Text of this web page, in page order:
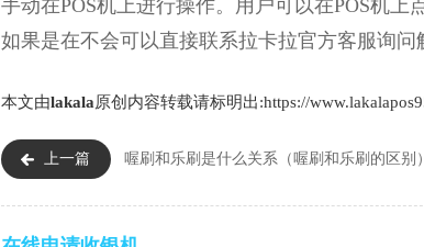
手动在POS机上进行操作。用户可以在POS机
如果是在不会可以直接联系拉卡拉官方客服询问
本文由lakala原创内容转载请标明出:https://
上一篇 喔刷和乐刷是什么关系（喔刷和乐刷的区别）